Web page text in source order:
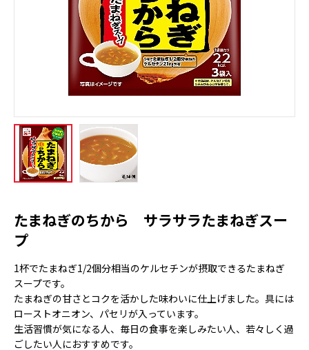
たまねぎのちから サラサラたまねぎスー
プ
1杯でたまねぎ1/2個分相当のケルセチンが摂取できるたまねぎ
スープです。
たまねぎの甘さとコクを活かした味わいに仕上げました。具には
ローストオニオン、パセリが入っています。
生活習慣が気になる人、毎日の食事を楽しみたい人、若々しく過
ごしたい人におすすめです。